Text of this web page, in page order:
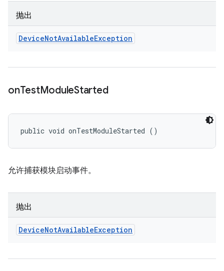
抛出
DeviceNotAvailableException
onTestModuleStarted
public void onTestModuleStarted ()
允许捕获模块启动事件。
抛出
DeviceNotAvailableException